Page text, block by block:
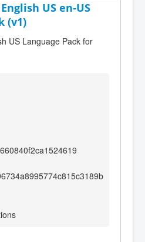
US en-US
(v1)
US Language Pack for